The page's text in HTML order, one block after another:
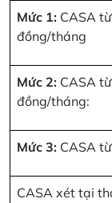
Mức 1: CASA
đồng/tháng
Mức 2: CASA
đồng/tháng:
Mức 3: CASA
CASA xét tại